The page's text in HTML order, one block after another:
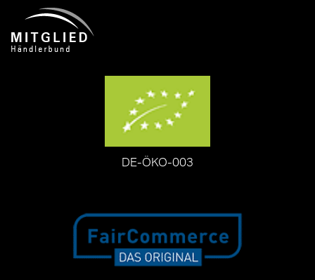
DE-ÖKO-003